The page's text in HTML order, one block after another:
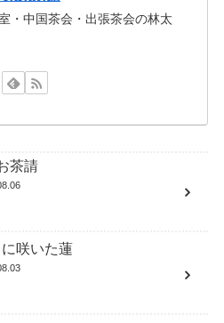
・中国茶会・出張茶会の林太
茶請
咲いた蓮